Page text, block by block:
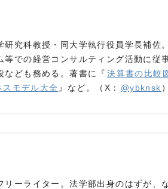
究科教授・同大学執行役員学長補佐
での経営コンサルティング活動に従
なども務める。著書に『 決算書の比較
モデル大全 』など。（X： @ybknsk ）
ーライター。法学部出身のはずが、